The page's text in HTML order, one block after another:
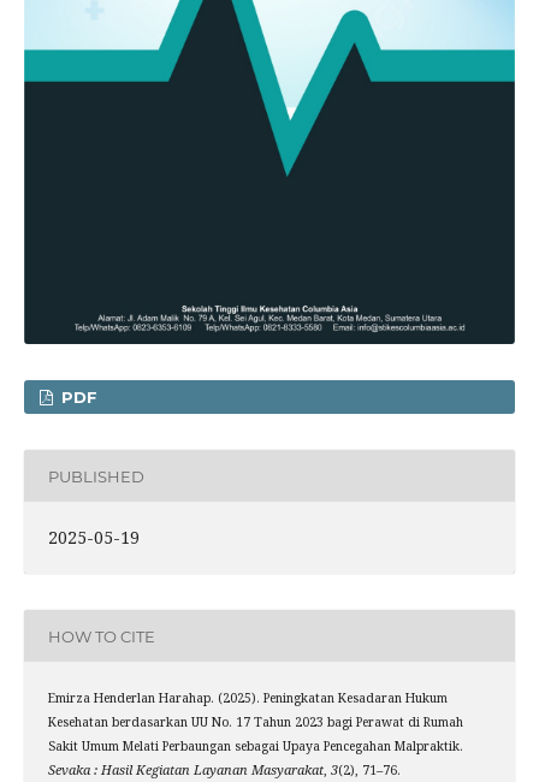
PDF
PUBLISHED
2025-05-19
HOW TO CITE
Emirza Henderlan Harahap. (2025). Peningkatan Kesadaran Hukum
Kesehatan berdasarkan UU No. 17 Tahun 2023 bagi Perawat di Rumah
Sakit Umum Melati Perbaungan sebagai Upaya Pencegahan Malpraktik.
Sevaka : Hasil Kegiatan Layanan Masyarakat, 3(2), 71–76.